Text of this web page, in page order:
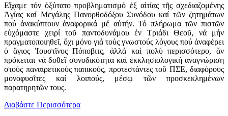
Εἴχαμε τόν ὀξύτατο προβληματισμό ἐξ αἰτίας τῆς σχεδιαζομένης
Ἁγίας καί Μεγάλης Πανορθοδόξου Συνόδου καί τῶν ζητημάτων
πού ἀνακύπτουν ἀναφορικά μέ αὐτήν. Τό πλήρωμα τῶν πιστῶν
εὐχόμαστε χειρί τοῦ παντοδυνάμου ἐν Τριάδι Θεοῦ, νά μήν
πραγματοποιηθεῖ, ὄχι μόνο γιά τούς γνωστούς λόγους πού ἀναφέρει
ὁ ἅγιος Ἰουστῖνος Πόποβιτς, ἀλλά καί πολύ περισσότερο, ἄν
πρόκειται νά δοθεῖ συνοδικότητα καί ἐκκλησιολογική ἀναγνώριση
στούς παναιρετικούς παπικούς, προτεστάντες τοῦ ΠΣΕ, διαφόρους
μονοφυσῖτες καί λοιπούς, μέσῳ τῶν προσκεκλημένων
παρατηρητῶν τους.
Διαβάστε Περισσότερα